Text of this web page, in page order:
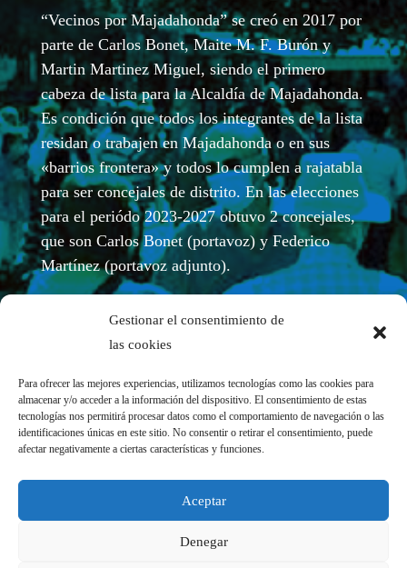
Gestionar el consentimiento de
las cookies
Para ofrecer las mejores experiencias, utilizamos tecnologías como las cookies para
almacenar y/o acceder a la información del dispositivo. El consentimiento de estas
tecnologías nos permitirá procesar datos como el comportamiento de navegación o las
identificaciones únicas en este sitio. No consentir o retirar el consentimiento, puede
afectar negativamente a ciertas características y funciones.
Aceptar
Denegar
“Vecinos por Majadahonda” se creó en 2017 por
parte de Carlos Bonet, Maite M. F. Burón y
Martin Martinez Miguel, siendo el primero
cabeza de lista para la Alcaldía de Majadahonda.
Es condición que todos los integrantes de la lista
residan o trabajen en Majadahonda o en sus
«barrios frontera» y todos lo cumplen a rajatabla
para ser concejales de distrito. En las elecciones
para el periódo 2023-2027 obtuvo 2 concejales,
que son Carlos Bonet (portavoz) y Federico
Martínez (portavoz adjunto).
REDES SOCIALES